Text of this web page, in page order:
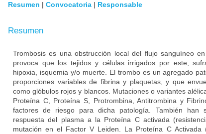
Resumen | Convocatoria | Responsable
Resumen
Trombosis es una obstrucción local del flujo sanguíneo
provoca que los tejidos y células irrigados por este,
hipoxia, isquemia y/o muerte. El trombo es un agregado
proporciones variables de fibrina y plaquetas, y que
como glóbulos rojos y blancos. Mutaciones o variantes
Proteína C, Proteína S, Protrombina, Antitrombina y
factores de riesgo para dicha patología. También han
respuesta del plasma a la Proteína C activada
mutación en el Factor V Leiden. La Proteína C Activada